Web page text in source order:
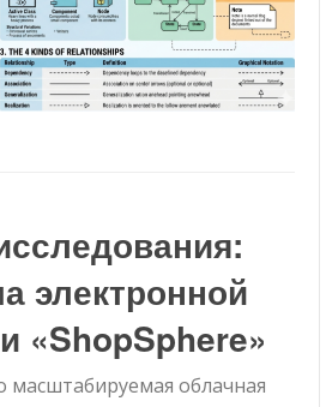
электронной
«ShopSphere»
масштабируемая облачная